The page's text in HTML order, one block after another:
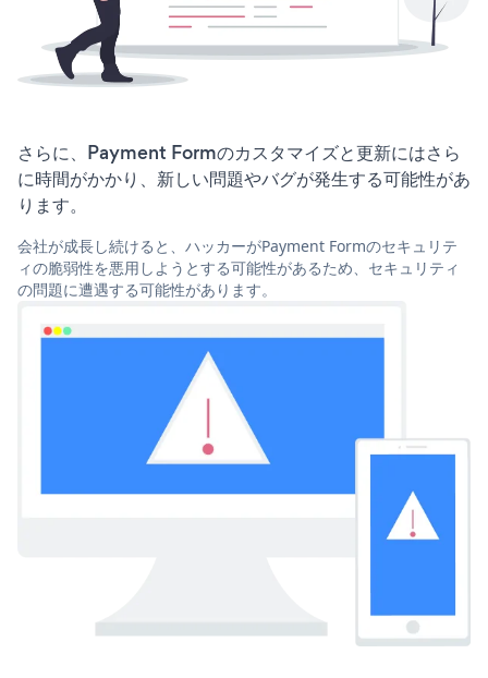
さらに、Payment Formのカスタマイズと更新にはさら
に時間がかかり、新しい問題やバグが発生する可能性があ
ります。
会社が成長し続けると、ハッカーがPayment Formのセキュリテ
ィの脆弱性を悪用しようとする可能性があるため、セキュリティ
の問題に遭遇する可能性があります。